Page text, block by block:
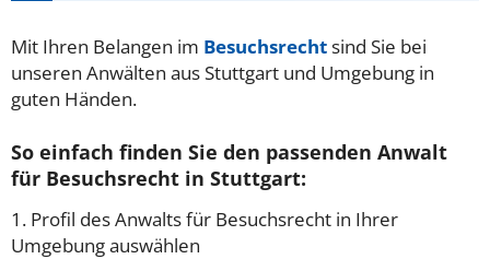
Mit Ihren Belangen im Besuchsrechtsind Sie bei
unseren Anwälten aus Stuttgart und Umgebung in
guten Händen.
So einfach finden Sie den passenden Anwalt
für Besuchsrecht in Stuttgart:
1. Profil des Anwalts für Besuchsrecht in Ihrer
Umgebung auswählen